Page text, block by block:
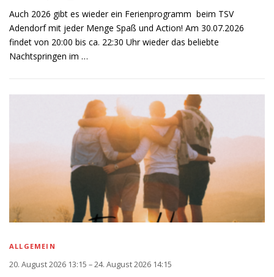
Auch 2026 gibt es wieder ein Ferienprogramm beim TSV
Adendorf mit jeder Menge Spaß und Action! Am 30.07.2026
findet von 20:00 bis ca. 22:30 Uhr wieder das beliebte
Nachtspringen im …
ALLGEMEIN
20. August 2026 13:15 – 24. August 2026 14:15